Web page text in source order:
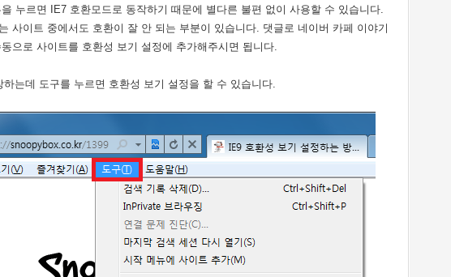
누르면 IE7 호환모드로 동작하기 때문에 별다른 불편 없이 사용할 수 있습니다.
사이트 중에서도 호환이 잘 안 되는 부분이 있습니다. 댓글로 네이버 카페 이야기
으로 사이트를 호환성 보기 설정에 추가해주시면 됩니다.
는데 도구를 누르면 호환성 보기 설정을 할 수 있습니다.